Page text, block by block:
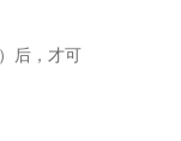
后，才可